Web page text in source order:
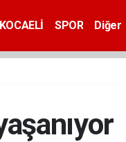
KOCAELİ SPOR Diğer